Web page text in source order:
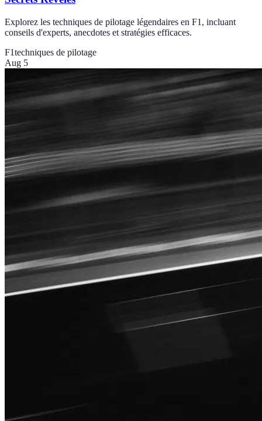
Explorez les techniques de pilotage légendaires en F1, incluant
conseils d'experts, anecdotes et stratégies efficaces.
F1techniques de pilotage
Aug 5